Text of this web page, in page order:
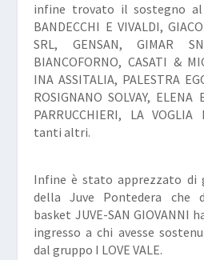
infine trovato il sostegno
BANDECCHI E VIVALDI,
SRL, GENSAN, GIMAR
BIANCOFORNO, CASATI &
INA ASSITALIA, PALESTRA
ROSIGNANO SOLVAY, ELENA
PARRUCCHIERI, LA VOGLIA
tanti altri.
Infine è stato apprezzato di
della Juve Pontedera che
basket JUVE-SAN
ingresso a chi avesse
dal gruppo I LOVE VALE.